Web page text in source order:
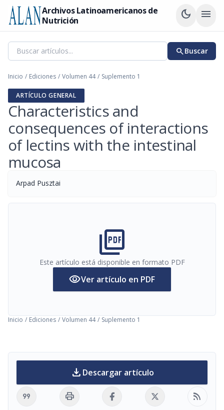
Archivos Latinoamericanos de
Nutrición
dark_mode menu
searchBuscar
Inicio / Ediciones / Volumen 44 / Suplemento 1
ARTÍCULO GENERAL
Characteristics and
consequences of interactions
of lectins with the intestinal
mucosa
Arpad Pusztai
picture_as_pdf
Este artículo está disponible en formato PDF
visibilityVer artículo en PDF
Inicio / Ediciones / Volumen 44 / Suplemento 1
download Descargar artículo
format_quote print rss_feed